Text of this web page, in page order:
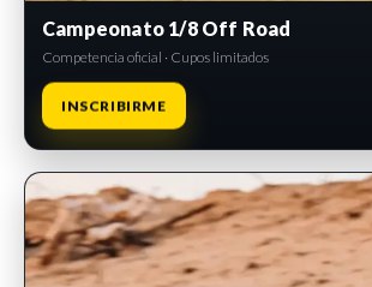
Campeonato 1/8 Off Road
Competencia oficial · Cupos limitados
INSCRIBIRME
INSCRIPCIONES ABIERTAS